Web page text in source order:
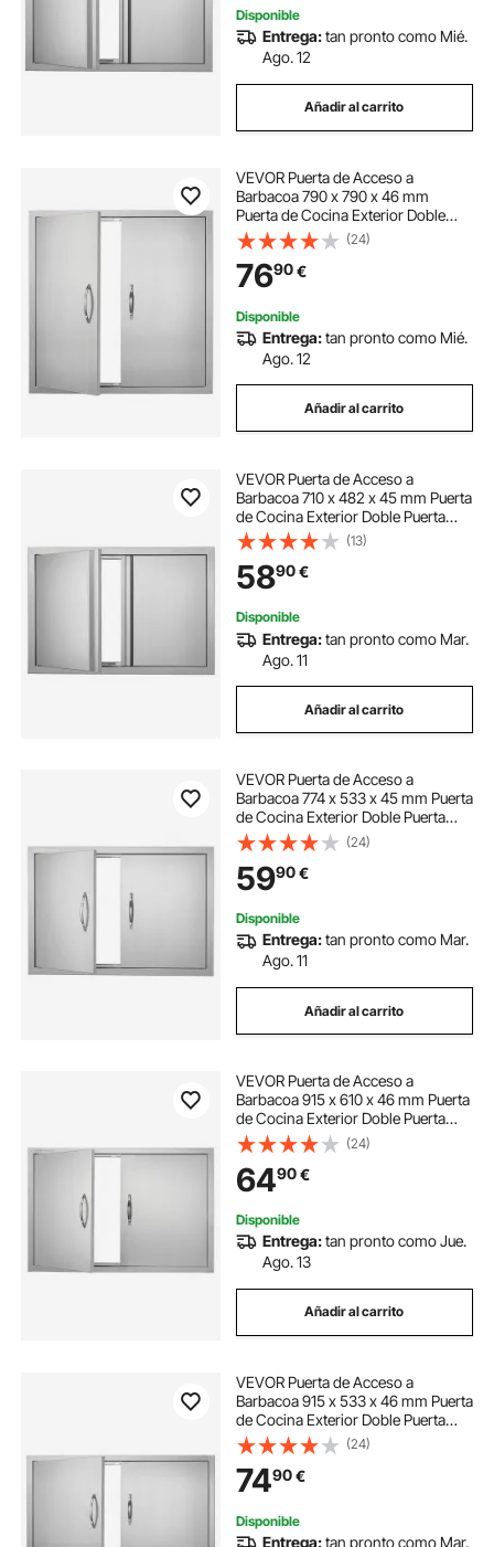
Disponible
Entrega:tan pronto como Mié.
Ago. 12
Añadir al carrito
VEVOR Puerta de Acceso a
Barbacoa 790 x 790 x 46 mm
Puerta de Cocina Exterior Doble
Puerta Empotrada de Acero
Inoxidable con Manija para Isla de
Barbacoa, Estación de Parrilla,
Armario Exterior
(24)
7690€
Disponible
Entrega:tan pronto como Mié.
Ago. 12
Añadir al carrito
VEVOR Puerta de Acceso a
Barbacoa 710 x 482 x 45 mm Puerta
de Cocina Exterior Doble Puerta
Empotrada de Acero Inoxidable con
Manija para Isla de Barbacoa,
Estación de Parrilla, Armario
Exterior
(13)
5890€
Disponible
Entrega:tan pronto como Mar.
Ago. 11
Añadir al carrito
VEVOR Puerta de Acceso a
Barbacoa 774 x 533 x 45 mm Puerta
de Cocina Exterior Doble Puerta
Empotrada de Acero Inoxidable con
Manija para Isla de Barbacoa,
Estación de Parrilla, Armario
Exterior
(24)
5990€
Disponible
Entrega:tan pronto como Mar.
Ago. 11
Añadir al carrito
VEVOR Puerta de Acceso a
Barbacoa 915 x 610 x 46 mm Puerta
de Cocina Exterior Doble Puerta
Empotrada de Acero Inoxidable con
Manija para Isla de Barbacoa,
Estación de Parrilla, Armario
Exterior
(24)
6490€
Disponible
Entrega:tan pronto como Jue.
Ago. 13
Añadir al carrito
VEVOR Puerta de Acceso a
Barbacoa 915 x 533 x 46 mm Puerta
de Cocina Exterior Doble Puerta
Empotrada de Acero Inoxidable con
Manija para Isla de Barbacoa,
Estación de Parrilla, Armario
Exterior
(24)
7490€
Disponible
Entrega:tan pronto como Mar.